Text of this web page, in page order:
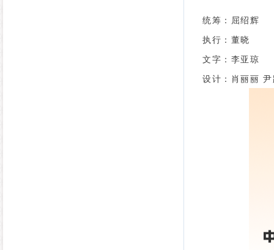
统筹：屈绍辉
执行：董晓
文字：李亚琼
设计：肖丽丽